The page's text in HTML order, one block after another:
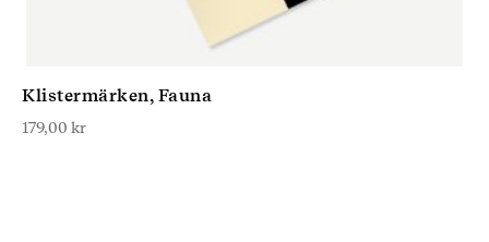
Klistermärken, Fauna
179,00 kr